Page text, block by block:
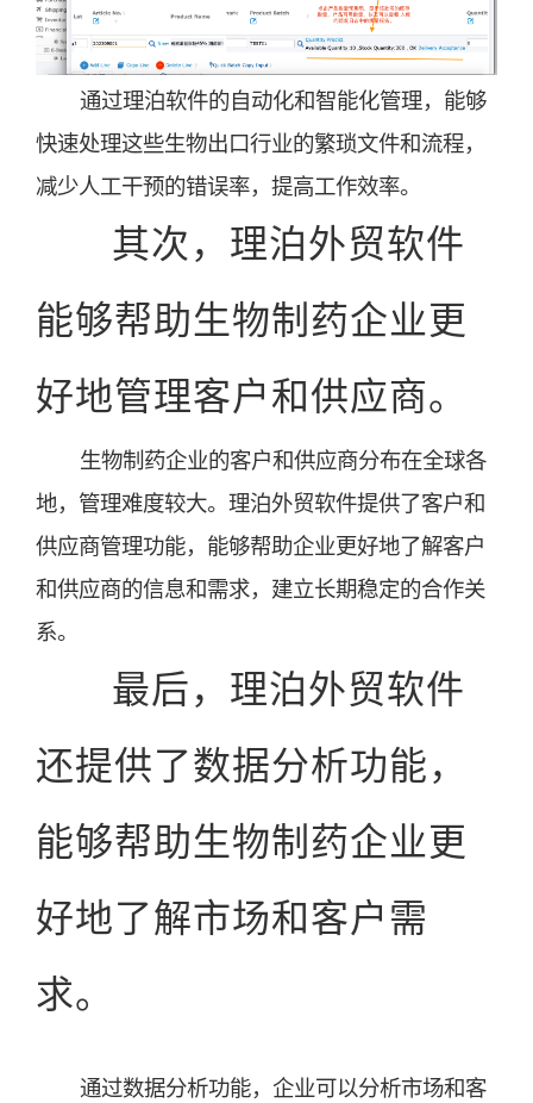
通过理泊软件的自动化和智能化管理，能够
快速处理这些生物出口行业的繁琐文件和流程，
减少人工干预的错误率，提高工作效率。
其次，理泊外贸软件
能够帮助生物制药企业更
好地管理客户和供应商。
生物制药企业的客户和供应商分布在全球各
地，管理难度较大。理泊外贸软件提供了客户和
供应商管理功能，能够帮助企业更好地了解客户
和供应商的信息和需求，建立长期稳定的合作关
系。
最后，理泊外贸软件
还提供了数据分析功能，
能够帮助生物制药企业更
好地了解市场和客户需
求。
通过数据分析功能，企业可以分析市场和客